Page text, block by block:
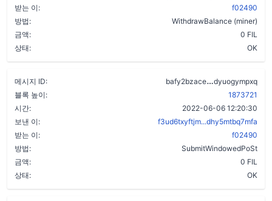
받는 이:
f02490
방법:
WithdrawBalance (miner)
금액:
0 FIL
상태:
OK
메시지 ID: bafy2bzace
dyuogympxq
블록 높이:
1873721
시간:
2022-06-06 12:20:30
보낸 이:
f3ud6txyftjm...dhy5mtbq7mfa
받는 이:
f02490
방법:
SubmitWindowedPoSt
금액:
0 FIL
상태:
OK